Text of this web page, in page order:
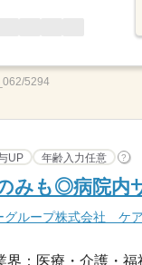
5294
UP 年齢入力任意 ?
みも◎病院
グループ株式会社 ケ
界：医療・介護・福